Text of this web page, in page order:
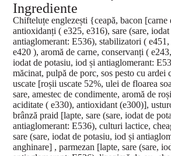
Ingrediente
Chifteluțe englezești {ceapă, bacon [carne
antioxidanți ( e325, e316), sare (sare,
antiaglomerant: E536), stabilizatori (
e420 ), aromă de carne, conservanți (
iodat de potasiu, iod și antiaglomerant:
măcinat, pulpă de porc, sos pesto cu ardei
uscate [roșii uscate 52%, ulei de floarea
sare, amestec de condimente, aromă de
aciditate ( e330), antioxidant (e300)],
brânză praid [lapte, sare (sare, iodat de
antiaglomerant: E536), culturi lactice,
sare (sare, iodat de potasiu, iod și
anghinare] , parmezan [lapte, sare (sare,